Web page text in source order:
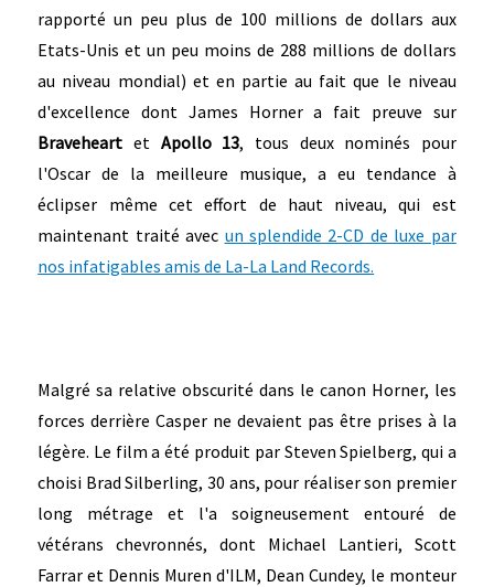
rapporté un peu plus de 100 millions de dollars aux
Etats-Unis et un peu moins de 288 millions de dollars
au niveau mondial) et en partie au fait que le niveau
d'excellence dont James Horner a fait preuve sur
Braveheart et Apollo 13, tous deux nominés pour
l'Oscar de la meilleure musique, a eu tendance à
éclipser même cet effort de haut niveau, qui est
maintenant traité avec un splendide 2-CD de luxe par
nos infatigables amis de La-La Land Records.
Malgré sa relative obscurité dans le canon Horner, les
forces derrière Casper ne devaient pas être prises à la
légère. Le film a été produit par Steven Spielberg, qui a
choisi Brad Silberling, 30 ans, pour réaliser son premier
long métrage et l'a soigneusement entouré de
vétérans chevronnés, dont Michael Lantieri, Scott
Farrar et Dennis Muren d'ILM, Dean Cundey, le monteur